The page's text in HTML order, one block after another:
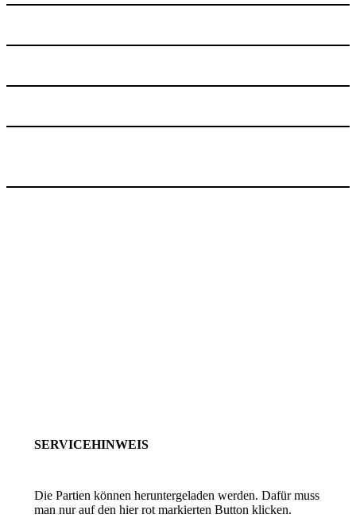
SERVICEHINWEIS
Die Partien können heruntergeladen werden. Dafür muss
man nur auf den hier rot markierten Button klicken.